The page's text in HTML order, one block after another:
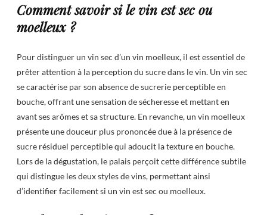
Comment savoir si le vin est sec ou
moelleux ?
Pour distinguer un vin sec d’un vin moelleux, il est essentiel de
prêter attention à la perception du sucre dans le vin. Un vin sec
se caractérise par son absence de sucrerie perceptible en
bouche, offrant une sensation de sécheresse et mettant en
avant ses arômes et sa structure. En revanche, un vin moelleux
présente une douceur plus prononcée due à la présence de
sucre résiduel perceptible qui adoucit la texture en bouche.
Lors de la dégustation, le palais perçoit cette différence subtile
qui distingue les deux styles de vins, permettant ainsi
d’identifier facilement si un vin est sec ou moelleux.